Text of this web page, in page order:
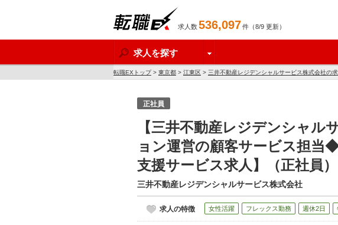
求人数536,097件（8/9 更新）
求人を探す
転職EXトップ> 東京都 > 江東区 > 三井不動産レジデンシャルサービス株式会社の
正社員
【三井不動産レジデンシャ
ョン運営の顧客サービス担当
支援サービス求人】（正社員）
三井不動産レジデンシャルサービス株式会社
求人の特徴 女性活躍 フレックス勤務 週休2日